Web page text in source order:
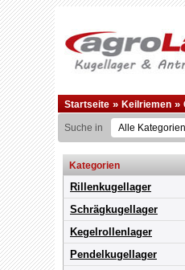
Startseite » Keilriemen »
Suche in
Kategorien
Rillenkugellager
Schrägkugellager
Kegelrollenlager
Pendelkugellager